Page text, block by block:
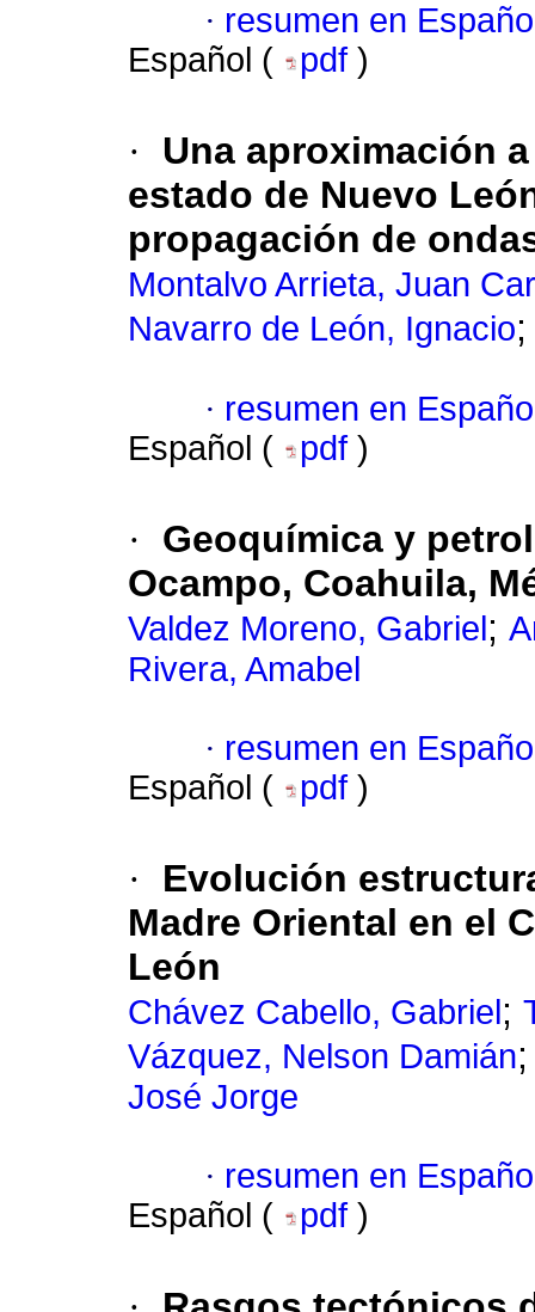
· resumen en
Español (
pdf )
·
Una aproximación
estado de Nuevo
propagación de
Montalvo Arrieta, Juan
Navarro de León, Ignacio
· resumen en
Español (
pdf )
·
Geoquímica y
Ocampo, Coahuila,
Valdez Moreno, Gabriel ;
Rivera, Amabel
· resumen en
Español (
pdf )
·
Evolución
Madre Oriental en el
León
Chávez Cabello, Gabriel ;
Vázquez, Nelson Damián
José Jorge
· resumen en
Español (
pdf )